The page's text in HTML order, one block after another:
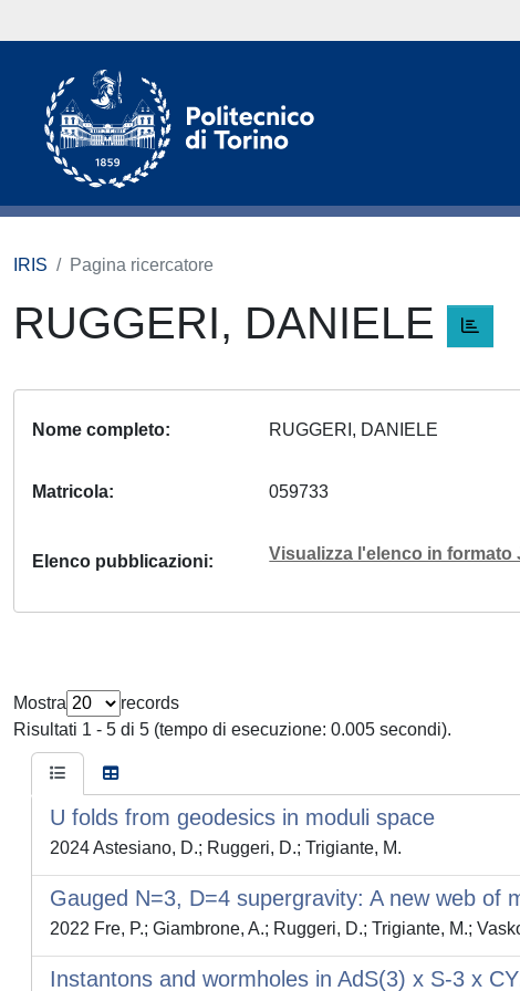
IRIS Pagina ricercatore
RUGGERI, DANIELE
Nome completo RUGGERI, DANIELE
Matricola 059733
Elenco pubblicazioni Visualizza l'elenco in formato
Mostra
records
Risultati 1 - 5 di 5 (tempo di esecuzione: 0.005 secondi).
U folds from geodesics in moduli space
2024 Astesiano, D.; Ruggeri, D.; Trigiante, M.
Gauged N=3, D=4 supergravity: A new web of
2022 Fre, P.; Giambrone, A.; Ruggeri, D.; Trigiante, M.;
Instantons and wormholes in AdS(3) x S-3 x